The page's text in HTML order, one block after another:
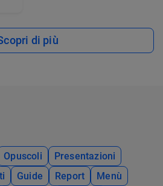
di più
Opuscoli
Presentazioni
Guide Report
Menù